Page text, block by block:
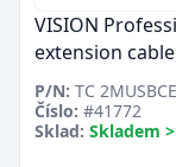
VISION
extension cable
P/N: TC
Číslo: #41772
Sklad: Skladem